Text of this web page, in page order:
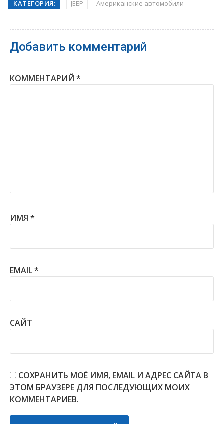
КАТЕГОРИЯ: JEEP Американские автомобили
Добавить комментарий
КОММЕНТАРИЙ *
ИМЯ *
EMAIL*
САЙТ
СОХРАНИТЬ МОЁ ИМЯ, EMAIL И АДРЕС САЙТА В
ЭТОМ БРАУЗЕРЕ ДЛЯ ПОСЛЕДУЮЩИХ МОИХ
КОММЕНТАРИЕВ.